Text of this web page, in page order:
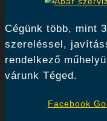
Cégünk több, mint
szereléssel,
rendelkező
várunk Téged.
Facebook